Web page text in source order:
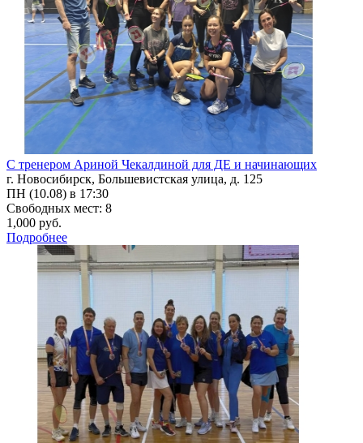
С тренером Ариной Чекалдиной для ДЕ и начинающих
г. Новосибирск, Большевистская улица, д. 125
ПН (10.08) в 17:30
Свободных мест: 8
1,000 руб.
Подробнее